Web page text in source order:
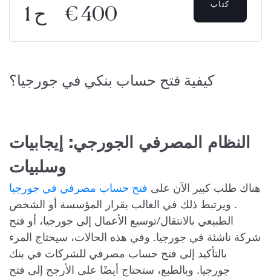
1 ح € 400
كتاب
كيفية فتح حساب بنكي في جورجيا؟
النظام المصرفي الجورجي: إيجابيات
وسلبيات
هناك طلب كبير الآن على فتح حساب مصرفي في جورجيا
. ويرتبط ذلك في الغالب بقرار المؤسسة أو الشخص
الطبيعي بالانتقال/توسيع الأعمال إلى جورجيا، أو فتح
شركة ناشئة في جورجيا. وفي هذه الحالات، سيحتاج المرء
بالتأكيد إلى فتح حساب مصرفي للشركات في بنك
جورجيا. وبالطبع، ستحتاج أيضًا على الأرجح إلى فتح